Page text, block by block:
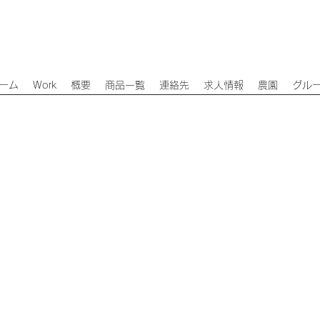
ム Work 概要 商品一覧 連絡先 求人情報 農園 グル